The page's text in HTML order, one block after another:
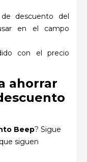
descuento del
en el campo
con el precio
ahorrar
Beep? Sigue
siguen